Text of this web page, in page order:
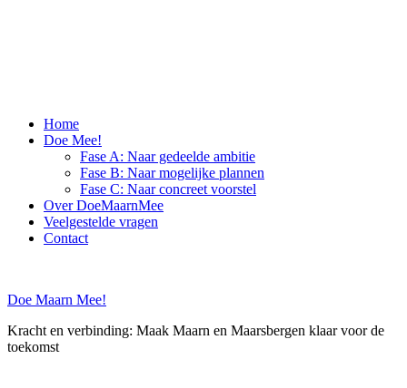
Home
Doe Mee!
Fase A: Naar gedeelde ambitie
Fase B: Naar mogelijke plannen
Fase C: Naar concreet voorstel
Over DoeMaarnMee
Veelgestelde vragen
Contact
Doe Maarn Mee!
Kracht en verbinding: Maak Maarn en Maarsbergen klaar voor de
toekomst